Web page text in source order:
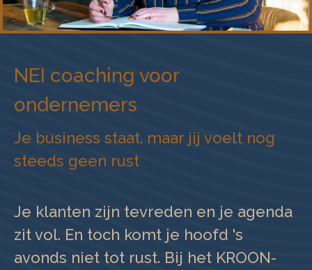
NEI coaching voor
ondernemers
Je business staat, maar jij voelt nog
steeds geen rust
Je klanten zijn tevreden en je agenda
zit vol. En toch komt je hoofd 's
avonds niet tot rust. Bij het KROON-